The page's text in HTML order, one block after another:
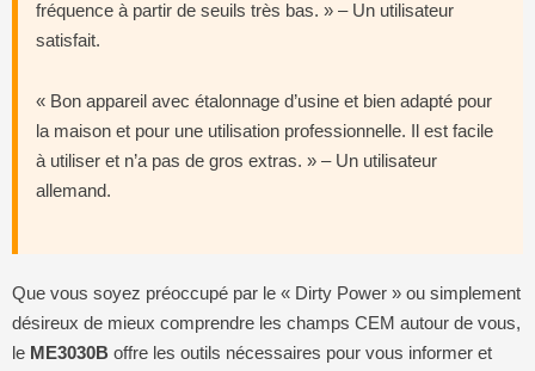
fréquence à partir de seuils très bas. » – Un utilisateur
satisfait.
« Bon appareil avec étalonnage d’usine et bien adapté pour
la maison et pour une utilisation professionnelle. Il est facile
à utiliser et n’a pas de gros extras. » – Un utilisateur
allemand.
Que vous soyez préoccupé par le « Dirty Power » ou simplement
désireux de mieux comprendre les champs CEM autour de vous,
le ME3030B offre les outils nécessaires pour vous informer et